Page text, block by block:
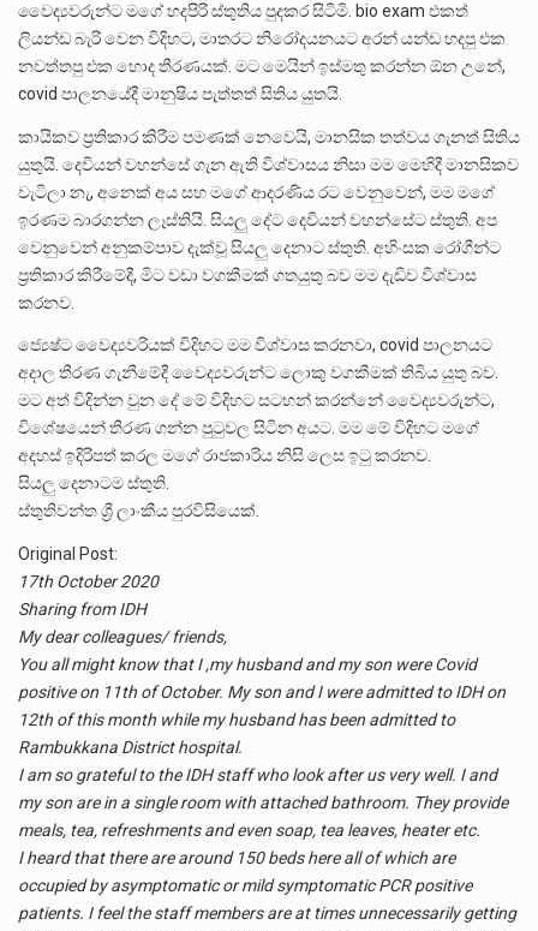
වෛද්‍යවරුන්ට මගේ හදපිරි ස්තුතිය පුදකර සිටිමි. bio exam එකත්
ලියන්ඩ බැරි වෙන විදිහට, මාතරට නිරෝදයනයට අරන් යන්ඩ හදපු එක
නවත්තපු එක හොද තීරණයක්. මට මෙයින් ඉස්මතු කරන්න ඕන උනේ,
covid පාලනයේදී මානුෂිය පැත්තත් සිතිය යුතයි.
කායිකව ප්‍රතිකාර කිරීම පමණක් නෙවෙයි, මානසික තත්වය ගැනත් සිතිය
යුතුයි. දෙවියන් වහන්සේ ගැන ඇති විශ්වාසය නිසා මම මෙහිදී මානසිකව
වැටිලා නැ, අනෙක් අය සහ මගේ ආදරණිය රට වෙනුවෙන්, මම මගේ
ඉරණම බාරගන්න ලෑස්තියි. සියලු දේට දෙවියන් වහන්සේට ස්තුති. අප
වෙනුවෙන් අනුකම්පාව දැක්වූ සියලු දෙනාට ස්තුති. අහිංසක රෝගීන්ට
ප්‍රතිකාර කිරීමේදී, මිට වඩා වගකීමක් ගතයුතු බව මම දැඩිව විශ්වාස
කරනව.
ජ්‍යෙෂ්ට වෛද්‍යවරියක් විදිහට මම විශ්වාස කරනවා, covid පාලනයට
අදාල තීරණ ගැනීමේදී වෛද්‍යවරුන්ට ලොකු වගකීමක් තිබිය යුතු බව.
මට අත් විදින්න වුන දේ මේ විදිහට සටහන් කරන්නේ වෛද්‍යවරුන්ට,
විශේෂයෙන් තීරණ ගන්න පුටුවල සිටින අයට. මම මේ විදිහට මගේ
අදහස් ඉදිරිපත් කරල මගේ රාජකාරිය නිසි ලෙස ඉටු කරනව.
සියලු දෙනාටම ස්තුති.
ස්තුතිවන්ත ශ්‍රී ලාංකීය පුරවිසියෙක්.
Original Post:
17th October 2020
Sharing from IDH
My dear colleagues/ friends,
You all might know that I ,my husband and my son were Covid
positive on 11th of October. My son and I were admitted to IDH on
12th of this month while my husband has been admitted to
Rambukkana District hospital.
I am so grateful to the IDH staff who look after us very well. I and
my son are in a single room with attached bathroom. They provide
meals, tea, refreshments and even soap, tea leaves, heater etc.
I heard that there are around 150 beds here all of which are
occupied by asymptomatic or mild symptomatic PCR positive
patients. I feel the staff members are at times unnecessarily getting